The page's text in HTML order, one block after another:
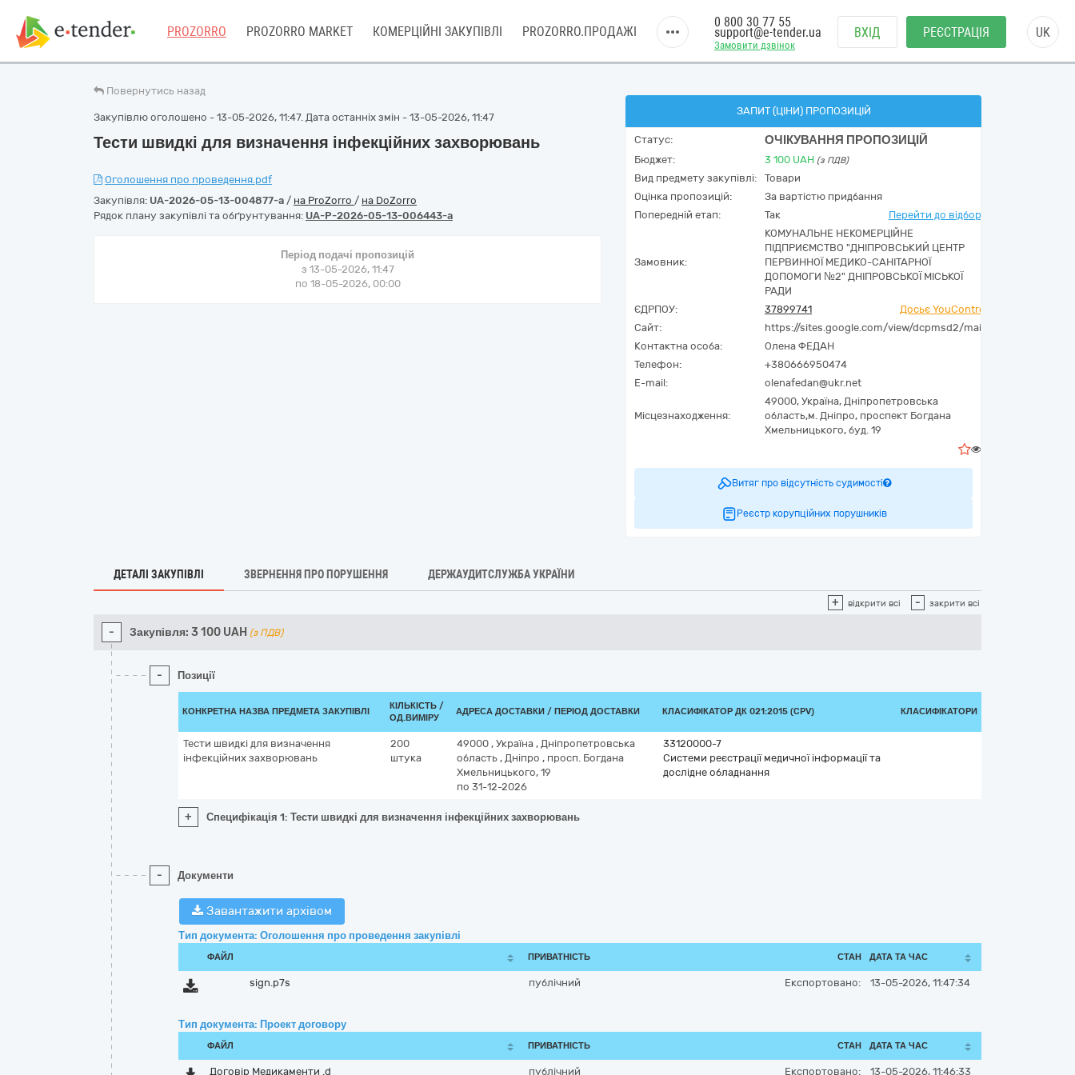
PROZORRO PROZORRO MARKET КОМЕРЦІЙНІ ЗАКУПІВЛІ PROZORRO.ПРОДАЖІ
Замовити дзвінок
0 800 30 77 55
support@e-tender.ua ВХІД РЕЄСТРАЦІЯ UK
Повернутись назад
Закупівлю оголошено - 13-05-2026, 11:47. Дата останніх змін - 13-05-2026, 11:47
Тести швидкі для визначення інфекційних захворювань
Оголошення про проведення.pdf
Закупівля: UA-2026-05-13-004877-a / на ProZorro / на DoZorro
Рядок плану закупівлі та обґрунтування: UA-P-2026-05-13-006443-a
Період подачі пропозицій
з 13-05-2026, 11:47
по 18-05-2026, 00:00
ЗАПИТ (ЦІНИ) ПРОПОЗИЦІЙ
Статус: ОЧІКУВАННЯ ПРОПОЗИЦІЙ
Бюджет: 3 100 UAH (з ПДВ)
Вид предмету закупівлі:
Товари
Оцінка пропозицій:
За вартістю придбання
Попередній етап:
Так Перейти до відбору
Замовник:
КОМУНАЛЬНЕ НЕКОМЕРЦІЙНЕ
ПІДПРИЄМСТВО "ДНІПРОВСЬКИЙ ЦЕНТР
ПЕРВИННОЇ МЕДИКО-САНІТАРНОЇ
ДОПОМОГИ №2" ДНІПРОВСЬКОЇ МІСЬКОЇ
РАДИ
ЄДРПОУ:
37899741
Досьє YouControl
Сайт:
https://sites.google.com/view/dcpmsd2/main
Контактна особа:
Олена ФЕДАН
Телефон:
+380666950474
E-mail:
olenafedan@ukr.net
Місцезнаходження:
49000, Україна, Дніпропетровська
область,м. Дніпро, проспект Богдана
Хмельницького, буд. 19
Витяг про відсутність судимості
Реєстр корупційних порушників
ДЕТАЛІ ЗАКУПІВЛІ ЗВЕРНЕННЯ ПРО ПОРУШЕННЯ ДЕРЖАУДИТСЛУЖБА УКРАЇНИ
+ відкрити всі - закрити всі
- Закупівля: 3 100 UAH (з ПДВ)
- Позиції
КОНКРЕТНА НАЗВА ПРЕДМЕТА ЗАКУПІВЛІ
КІЛЬКІСТЬ /
ОД.ВИМІРУ
АДРЕСА ДОСТАВКИ / ПЕРІОД ДОСТАВКИ КЛАСИФІКАТОР ДК 021:2015 (CPV) КЛАСИФІКАТОРИ
Тести швидкі для визначення
інфекційних захворювань
200
штука
49000 , Україна , Дніпропетровська
область , Дніпро , просп. Богдана
Хмельницького, 19
по 31-12-2026
33120000-7
Системи реєстрації медичної інформації та
дослідне обладнання
+ Специфікація 1: Тести швидкі для визначення інфекційних захворювань
- Документи
Завантажити архівом
Тип документа: Оголошення про проведення закупівлі
ФАЙЛ ПРИВАТНІСТЬ СТАН ДАТА ТА ЧАС
sign.p7s публічний Експортовано: 13-05-2026, 11:47:34
Тип документа: Проект договору
ФАЙЛ ПРИВАТНІСТЬ СТАН ДАТА ТА ЧАС
Договір Медикаменти .d
публічний Експортовано: 13-05-2026, 11:46:33